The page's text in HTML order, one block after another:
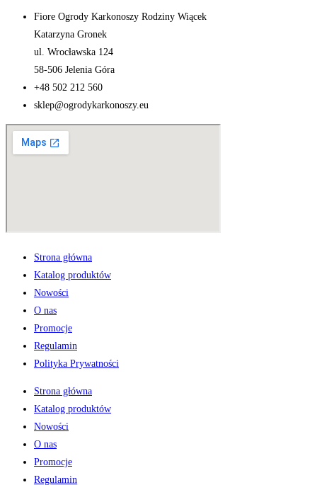
Fiore Ogrody Karkonoszy Rodziny Wiącek
Katarzyna Gronek
ul. Wrocławska 124
58-506 Jelenia Góra
+48 502 212 560
sklep@ogrodykarkonoszy.eu
Strona główna
Katalog produktów
Nowości
O nas
Promocje
Regulamin
Polityka Prywatności
Strona główna
Katalog produktów
Nowości
O nas
Promocje
Regulamin